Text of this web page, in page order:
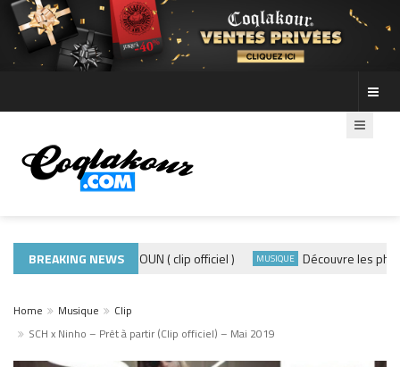
BREAKING NEWS
ADE440 – GRAMOUN ( clip officiel ) MUSIQUE Découvre les photos
Home Musique
Clip
SCH x Ninho – Prêt à partir (Clip officiel) – Mai 2019